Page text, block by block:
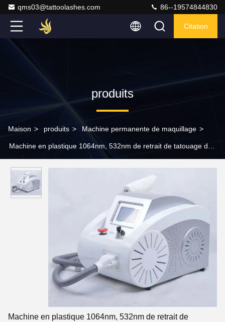
qms03@tattoolashes.com 86--19574844830
Citation
produits
Maison > produits > Machine permanente de maquillage >
Machine en plastique 1064nm, 532nm de retrait de tatouage de
Machine en plastique 1064nm, 532nm de retrait de